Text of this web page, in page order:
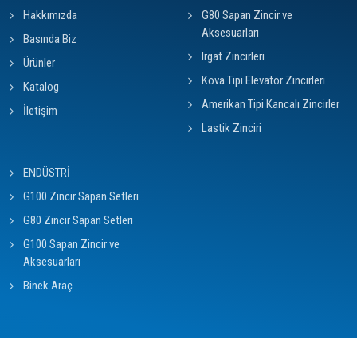
Hakkımızda
Basında Biz
Ürünler
Katalog
İletişim
G80 Sapan Zincir ve
Aksesuarları
Irgat Zincirleri
Kova Tipi Elevatör Zincirleri
Amerikan Tipi Kancalı Zincirler
Lastik Zinciri
ENDÜSTRİ
G100 Zincir Sapan Setleri
G80 Zincir Sapan Setleri
G100 Sapan Zincir ve
Aksesuarları
Binek Araç